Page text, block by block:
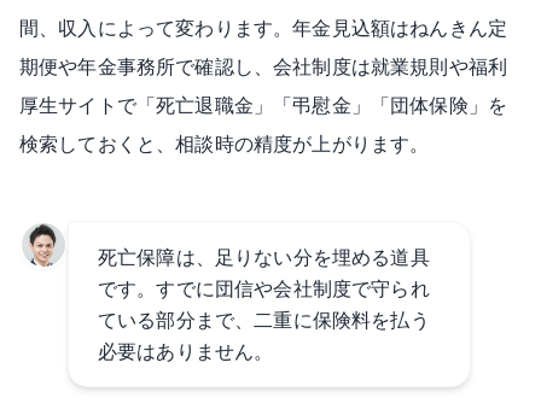
間、収入によって変わります。年金見込額はねんきん定
期便や年金事務所で確認し、会社制度は就業規則や福利
厚生サイトで「死亡退職金」「弔慰金」「団体保険」を
検索しておくと、相談時の精度が上がります。
死亡保障は、足りない分を埋める道具
です。すでに団信や会社制度で守られ
ている部分まで、二重に保険料を払う
必要はありません。